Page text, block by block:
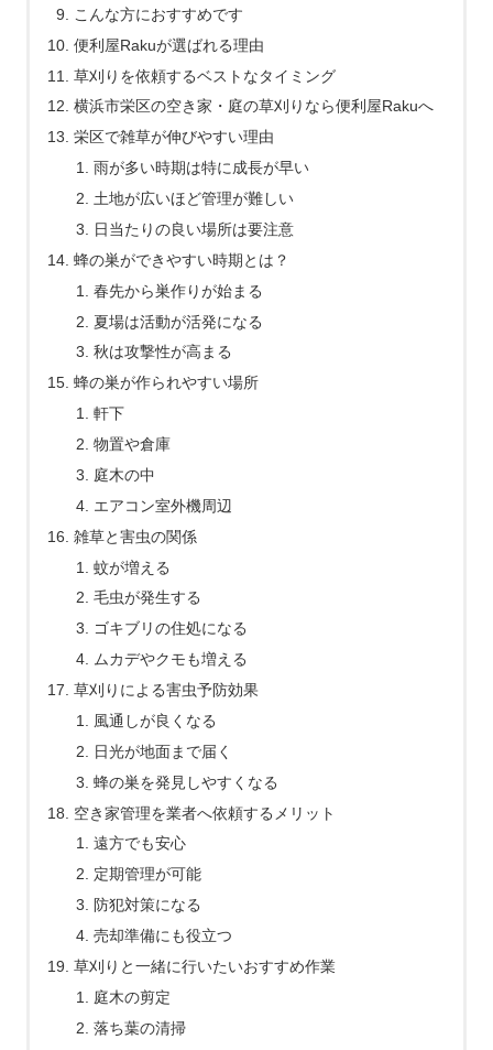
こんな方におすすめです
便利屋Rakuが選ばれる理由
草刈りを依頼するベストなタイミング
横浜市栄区の空き家・庭の草刈りなら便利屋Rakuへ
栄区で雑草が伸びやすい理由
雨が多い時期は特に成長が早い
土地が広いほど管理が難しい
日当たりの良い場所は要注意
蜂の巣ができやすい時期とは？
春先から巣作りが始まる
夏場は活動が活発になる
秋は攻撃性が高まる
蜂の巣が作られやすい場所
軒下
物置や倉庫
庭木の中
エアコン室外機周辺
雑草と害虫の関係
蚊が増える
毛虫が発生する
ゴキブリの住処になる
ムカデやクモも増える
草刈りによる害虫予防効果
風通しが良くなる
日光が地面まで届く
蜂の巣を発見しやすくなる
空き家管理を業者へ依頼するメリット
遠方でも安心
定期管理が可能
防犯対策になる
売却準備にも役立つ
草刈りと一緒に行いたいおすすめ作業
庭木の剪定
落ち葉の清掃